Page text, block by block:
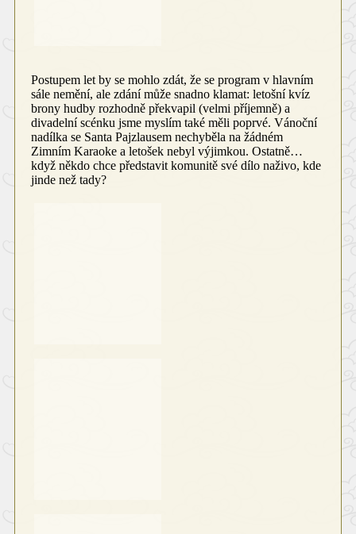
Postupem let by se mohlo zdát, že se program v hlavním
sále nemění, ale zdání může snadno klamat: letošní kvíz
brony hudby rozhodně překvapil (velmi příjemně) a
divadelní scénku jsme myslím také měli poprvé. Vánoční
nadílka se Santa Pajzlausem nechyběla na žádném
Zimním Karaoke a letošek nebyl výjimkou. Ostatně…
když někdo chce představit komunitě své dílo naživo, kde
jinde než tady?